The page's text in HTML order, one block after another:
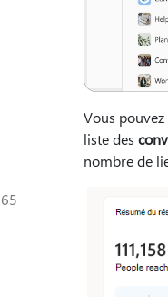
Vous
liste des
nombre de